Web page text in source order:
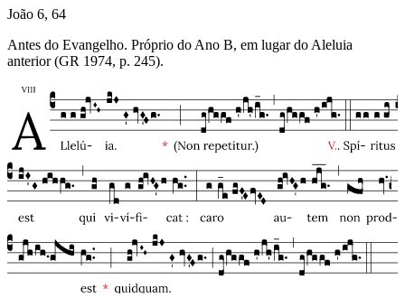
João 6, 64
Antes do Evangelho. Próprio do Ano B, em lugar do Aleluia
anterior (GR 1974, p. 245).